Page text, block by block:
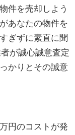
件を売却しよう
あなたの物件を
ぎずに素直に聞
が誠心誠意査定
かりとその誠意
円のコストが発